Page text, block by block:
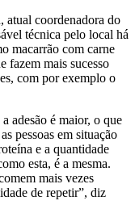
atual coordenadora do
técnica pelo local há
macarrão com carne
fazem mais sucesso
com por exemplo o
adesão é maior, o que
pessoas em situação
e a quantidade
esta, é a mesma.
mais vezes
de repetir”, diz